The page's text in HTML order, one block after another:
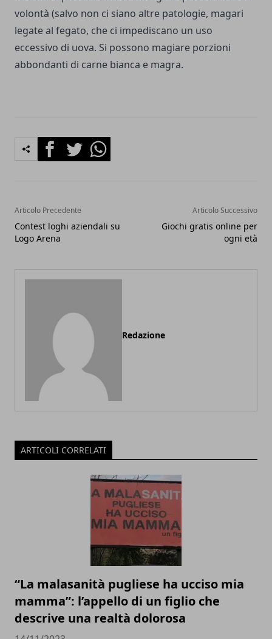
volontà (salvo non ci siano altre patologie, magari
legate al fegato, che ci impediscano un uso
eccessivo di uova. Si possono magiare porzioni
abbondanti di carne bianca e magra.
FacebookTwitterWhatsapp
Articolo Precedente
Contest loghi aziendali su
Logo Arena
Articolo Successivo
Giochi gratis online per
ogni età
Redazione
ARTICOLI CORRELATI
“La malasanità pugliese ha ucciso mia
mamma”: l’appello di un figlio che
descrive una realtà dolorosa